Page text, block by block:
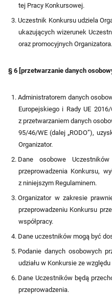
tej Pracy Konkursowej.
Uczestnik Konkursu udziela
ukazujących wizerunek
oraz promocyjnych Organizatora.
§ 6 [przetwarzanie danych
Administratorem danych
Europejskiego i Rady UE
z przetwarzaniem danych
95/46/WE (dalej „RODO”),
Organizator.
Dane osobowe
przeprowadzenia Konkursu,
z niniejszym Regulaminem.
Organizator w zakresie
przeprowadzeniu Konkursu
współpracy.
Dane uczestników mogą być
Podanie danych osobowych
udziału w Konkursie ze
Dane Uczestników będą
przeprowadzenia.